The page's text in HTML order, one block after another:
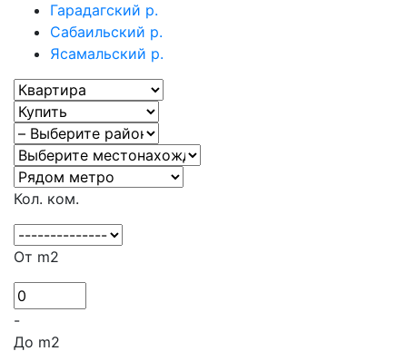
Гарадагский р.
Сабаильский р.
Ясамальский р.
Кол. ком.
От m2
-
До m2